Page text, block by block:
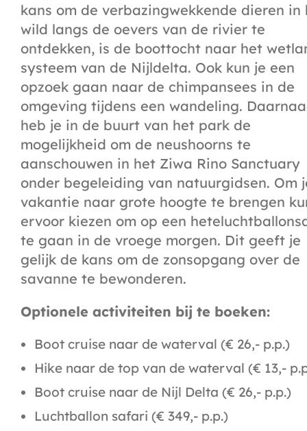
kans om de verbazingwekkende dieren in
wild langs de oevers van de rivier te
ontdekken, is de boottocht naar het
systeem van de Nijldelta. Ook kun je een
opzoek gaan naar de chimpansees in de
omgeving tijdens een wandeling.
heb je in de buurt van het park de
mogelijkheid om de neushoorns te
aanschouwen in het Ziwa Rino Sanctuary
onder begeleiding van natuurgidsen. Om
vakantie naar grote hoogte te brengen
ervoor kiezen om op een
te gaan in de vroege morgen. Dit geeft je
gelijk de kans om de zonsopgang over de
savanne te bewonderen.
Optionele activiteiten bij te boeken:
Boot cruise naar de waterval (€ 26,- p.p.)
Hike naar de top van de waterval (€ 13,-
Boot cruise naar de Nijl Delta (€ 26,- p.p.)
Luchtballon safari (€ 349,- p.p.)